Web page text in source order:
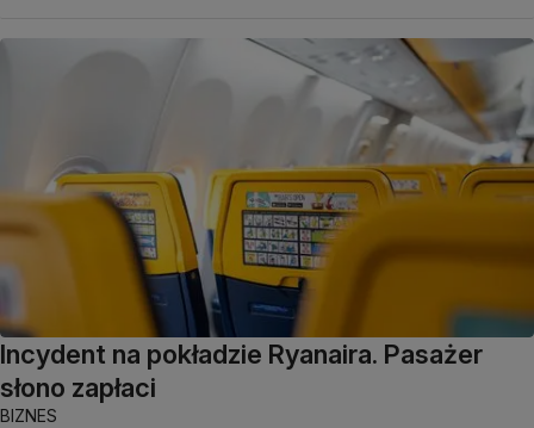
Incydent na pokładzie Ryanaira. Pasażer
słono zapłaci
BIZNES